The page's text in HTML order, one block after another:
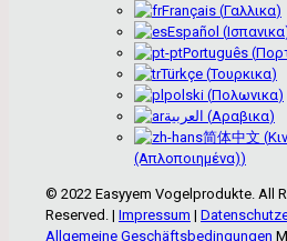
Français (Γαλλικα)
Español (Ισπανικα
Português (
Türkçe (Τουρκικα)
polski (Πολωνικα)
العربية (Αραβικα)
简体中文 (
(Απλοποιημένα))
© 2022 Easyyem Vogelprodukte. All
Reserved. | Impressum |
Allgemeine Geschäftsbedingungen